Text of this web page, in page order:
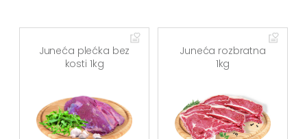
Juneća plećka bez
kosti 1kg
Juneća rozbratna
1kg